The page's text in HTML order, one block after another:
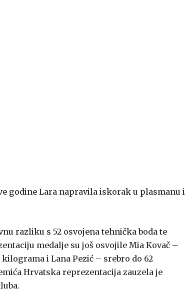
godine Lara napravila iskorak u plasmanu i
razliku s 52 osvojena tehnička boda te
medalje su još osvojile Mia Kovač –
i Lana Pezić – srebro do 62
Hrvatska reprezentacija zauzela je